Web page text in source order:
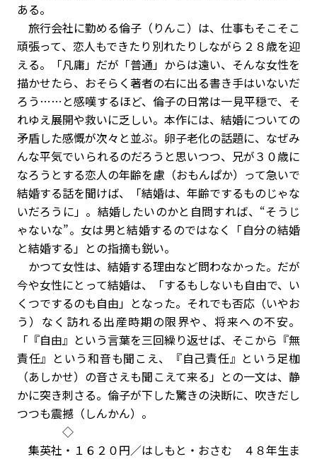
ある。
旅行会社に勤める倫子（りんこ）は、仕事もそこそこ
頑張って、恋人もできたり別れたりしながら２８歳を迎
える。「凡庸」だが「普通」からは遠い、そんな女性を
描かせたら、おそらく著者の右に出る書き手はいないだ
ろう……と感嘆するほど、倫子の日常は一見平穏で、そ
れゆえ展開や救いに乏しい。本作には、結婚についての
矛盾した感慨が次々と並ぶ。卵子老化の話題に、なぜみ
んな平気でいられるのだろうと思いつつ、兄が３０歳に
なろうとする恋人の年齢を慮（おもんぱか）って急いで
結婚する話を聞けば、「結婚は、年齢でするものじゃな
いだろうに」。結婚したいのかと自問すれば、“そうじ
ゃないな”。女は男と結婚するのではなく「自分の結婚
と結婚する」との指摘も鋭い。
かつて女性は、結婚する理由など問わなかった。だが
今や女性にとって結婚は、「するもしないも自由で、い
くつでするのも自由」となった。それでも否応（いやお
う）なく訪れる出産時期の限界や、将来への不安。
「『自由』という言葉を三回繰り返せば、そこから『無
責任』という和音も聞こえ、『自己責任』という足枷
（あしかせ）の音さえも聞こえて来る」との一文は、静
かに突き刺さる。倫子が下した驚きの決断に、吹きだし
つつも震撼（しんかん）。
◇
集英社・１６２０円／はしもと・おさむ ４８年生ま